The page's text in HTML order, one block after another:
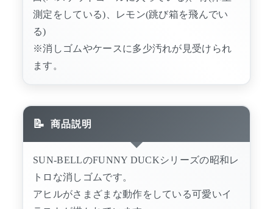
測定をしている)、レモン(跳び箱を飛んでい
る)
※消しゴムやケースに多少汚れが見受けられ
ます。
商品説明
SUN-BELLのFUNNY DUCKシリーズの昭和レ
トロな消しゴムです。
アヒルがさまざまな動作をしている可愛いイ